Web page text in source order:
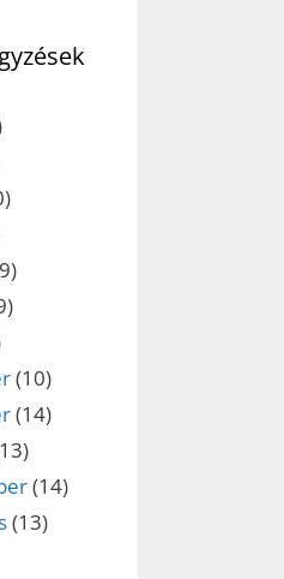
(10)
(14)
(14)
(13)